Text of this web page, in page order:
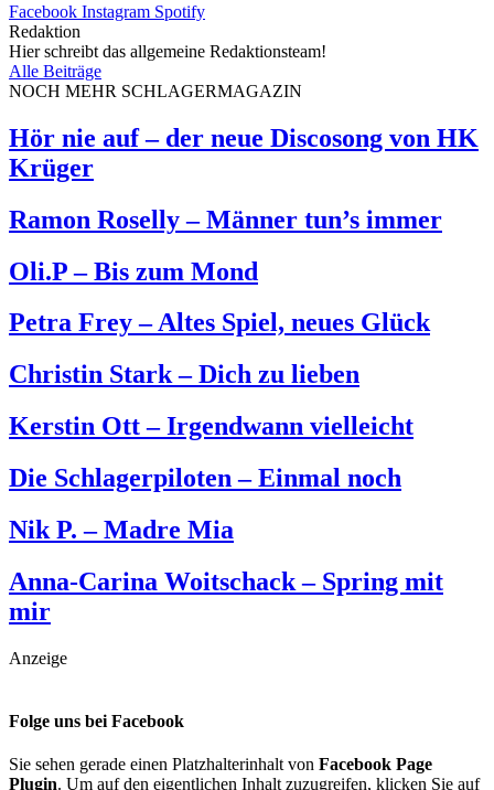
Facebook Instagram Spotify
Redaktion
Hier schreibt das allgemeine Redaktionsteam!
Alle Beiträge
NOCH MEHR SCHLAGERMAGAZIN
Hör nie auf – der neue Discosong von HK
Krüger
Ramon Roselly – Männer tun’s immer
Oli.P – Bis zum Mond
Petra Frey – Altes Spiel, neues Glück
Christin Stark – Dich zu lieben
Kerstin Ott – Irgendwann vielleicht
Die Schlagerpiloten – Einmal noch
Nik P. – Madre Mia
Anna-Carina Woitschack – Spring mit
mir
Anzeige
Folge uns bei Facebook
Sie sehen gerade einen Platzhalterinhalt von Facebook Page
Plugin. Um auf den eigentlichen Inhalt zuzugreifen, klicken Sie auf